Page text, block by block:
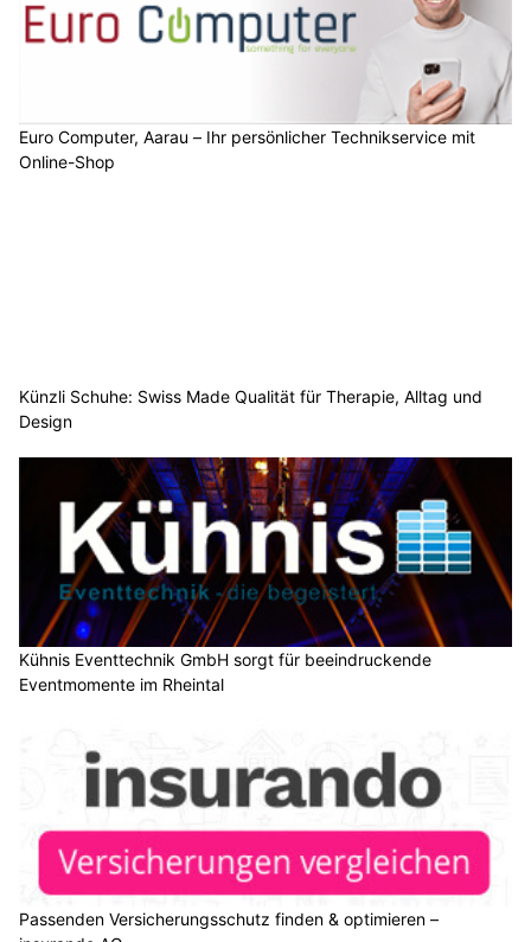
Euro Computer, Aarau – Ihr persönlicher Technikservice mit
Online-Shop
Künzli Schuhe: Swiss Made Qualität für Therapie, Alltag und
Design
Kühnis Eventtechnik GmbH sorgt für beeindruckende
Eventmomente im Rheintal
Passenden Versicherungsschutz finden & optimieren –